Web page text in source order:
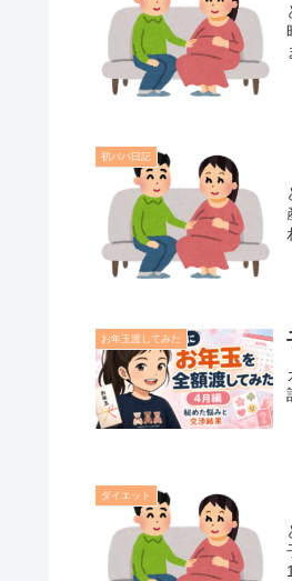
初パパ日記
お年玉渡してみた
ダイエット